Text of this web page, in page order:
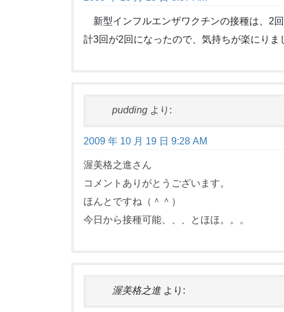
新型インフルエンザワクチンの接種は、2
計3回が2回になったので、気持ちが楽にりま
pudding より:
2009 年 10 月 19 日 9:28 AM
渥美格之進さん
コメントありがとうございます。
ほんとですね（＾＾）
今日から接種可能、、、とほほ。。。
渥美格之進 より: